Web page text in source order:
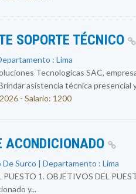
SOPORTE TÉCNICO
: Lima
Tecnologicas SAC,
asistencia técnica presencial
- Salario: 1200
ACONDICIONADO
Surco | Departamento : Lima
PUESTO 1. OBJETIVOS DEL
y...